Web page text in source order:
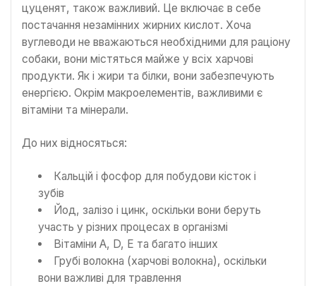
цуценят, також важливий. Це включає в себе
постачання незамінних жирних кислот. Хоча
вуглеводи не вважаються необхідними для раціону
собаки, вони містяться майже у всіх харчові
продукти. Як і жири та білки, вони забезпечують
енергією. Окрім макроелементів, важливими є
вітаміни та мінерали.
До них відносяться:
Кальцій і фосфор для побудови кісток і
зубів
Йод, залізо і цинк, оскільки вони беруть
участь у різних процесах в організмі
Вітаміни A, D, E та багато інших
Грубі волокна (харчові волокна), оскільки
вони важливі для травлення